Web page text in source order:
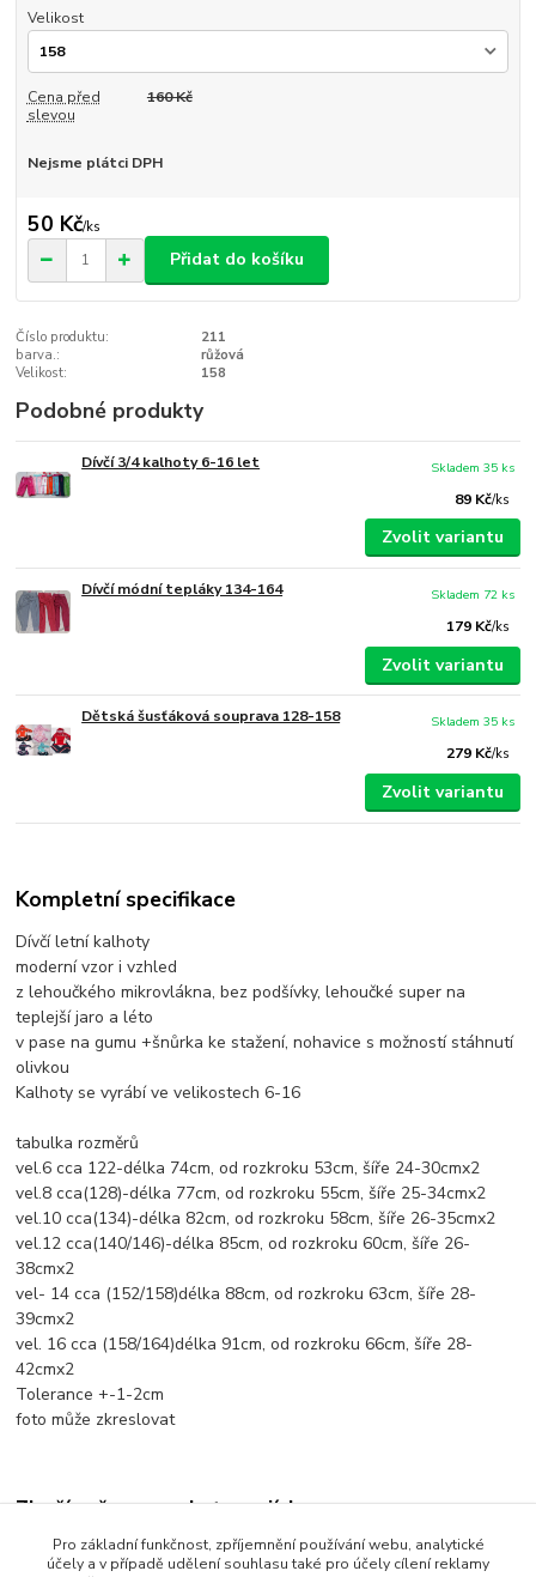
Velikost
Cena před
slevou
160 Kč
Nejsme plátci DPH
50 Kč/ks
Přidat do košíku
Číslo produktu:
211
barva.:
růžová
Velikost:
158
Podobné produkty
Dívčí 3/4 kalhoty 6-16 let
89 Kč/ks
Skladem 35 ks
Zvolit variantu
Dívčí módní tepláky 134-164
179 Kč/ks
Skladem 72 ks
Zvolit variantu
Dětská šusťáková souprava 128-158
279 Kč/ks
Skladem 35 ks
Zvolit variantu
Kompletní specifikace
Dívčí letní kalhoty
moderní vzor i vzhled
z lehoučkého mikrovlákna, bez podšívky, lehoučké super na
teplejší jaro a léto
v pase na gumu +šnůrka ke stažení, nohavice s možností stáhnutí
olivkou
Kalhoty se vyrábí ve velikostech 6-16
tabulka rozměrů
vel.6 cca 122-délka 74cm, od rozkroku 53cm, šíře 24-30cmx2
vel.8 cca(128)-délka 77cm, od rozkroku 55cm, šíře 25-34cmx2
vel.10 cca(134)-délka 82cm, od rozkroku 58cm, šíře 26-35cmx2
vel.12 cca(140/146)-délka 85cm, od rozkroku 60cm, šíře 26-
38cmx2
vel- 14 cca (152/158)délka 88cm, od rozkroku 63cm, šíře 28-
39cmx2
vel. 16 cca (158/164)délka 91cm, od rozkroku 66cm, šíře 28-
42cmx2
Tolerance +-1-2cm
foto může zkreslovat
Zboží zařazeno v kategoriích
Dětské oblečení
Pro základní funkčnost, zpříjemnění používání webu, analytické
účely a v případě udělení souhlasu také pro účely cílení reklamy